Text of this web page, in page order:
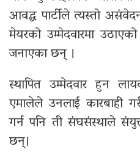
आवद्ध पार्टीले त्यस्तो
मेयरको उम्मेदवारमा
जनाएका छन् ।
स्थापित उम्मेदवार हुन
एमालेले उनलाई कारबाही
गर्न पनि ती संघसंस्थाले
छन्।